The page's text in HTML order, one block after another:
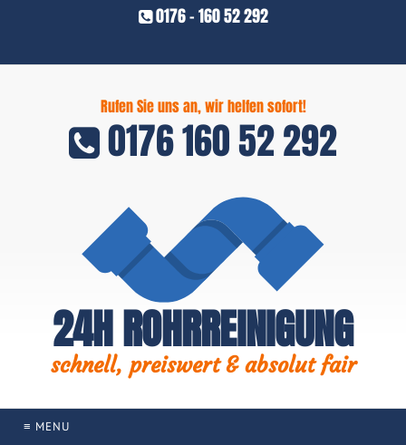
0176 - 160 52 292
Rufen Sie uns an, wir helfen sofort!
0176 160 52 292
24H ROHRREINIGUNG
schnell, preiswert & absolut fair
≡ MENU